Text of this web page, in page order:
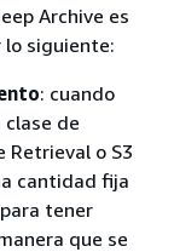
Archive es
lo siguiente:
: cuando
de
Retrieval o S3
cantidad fija
tener
que se